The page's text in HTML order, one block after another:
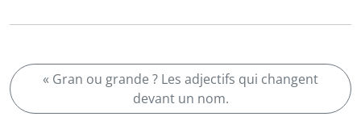
« Gran ou grande ? Les adjectifs qui changent
devant un nom.